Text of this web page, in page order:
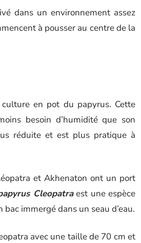
dans un environnement assez
à pousser au centre de la
en pot du papyrus. Cette
besoin d’humidité que son
réduite et est plus pratique à
et Akhenaton ont un port
Cleopatraest une espèce
immergé dans un seau d’eau.
avec une taille de 70 cm et